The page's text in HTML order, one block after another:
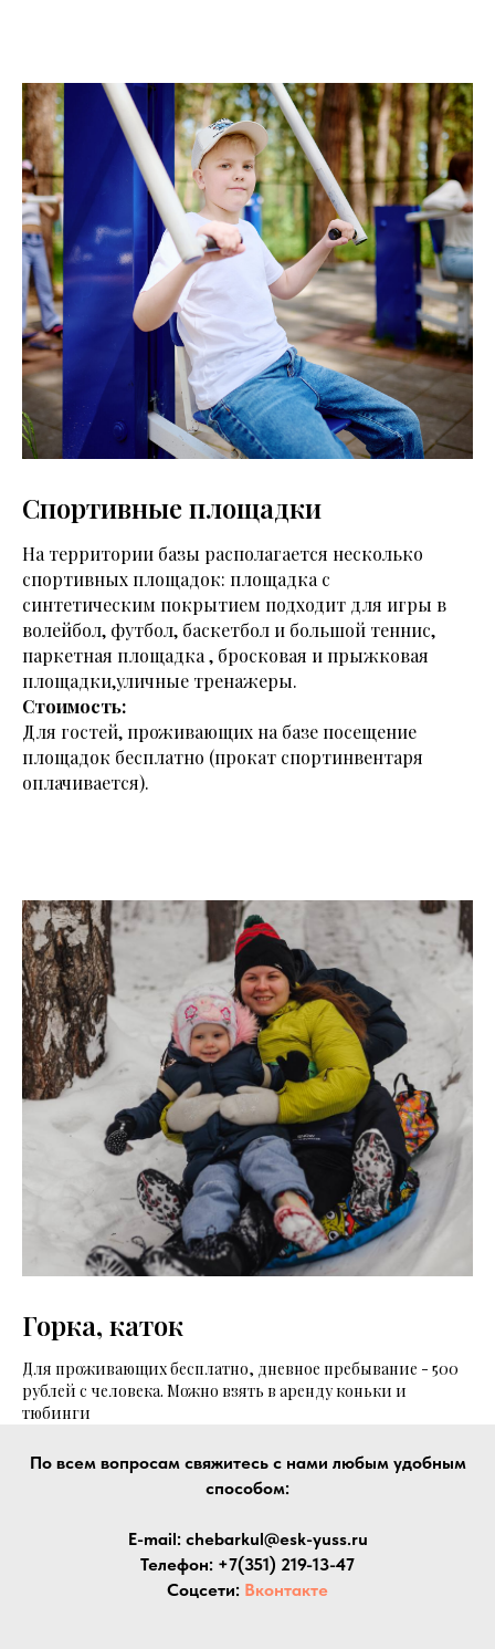
Спортивные площадки
На территории базы располагается несколько
спортивных площадок: площадка с
синтетическим покрытием подходит для игры в
волейбол, футбол, баскетбол и большой теннис,
паркетная площадка , бросковая и прыжковая
площадки,уличные тренажеры.
Стоимость:
Для гостей, проживающих на базе посещение
площадок бесплатно (прокат спортинвентаря
оплачивается).
Горка, каток
Для проживающих бесплатно, дневное пребывание - 500
рублей с человека. Можно взять в аренду коньки и
тюбинги
По всем вопросам свяжитесь с нами любым удобным
способом:
E-mail: chebarkul@esk-yuss.ru
Телефон: +7(351) 219-13-47
Соцсети: Вконтакте